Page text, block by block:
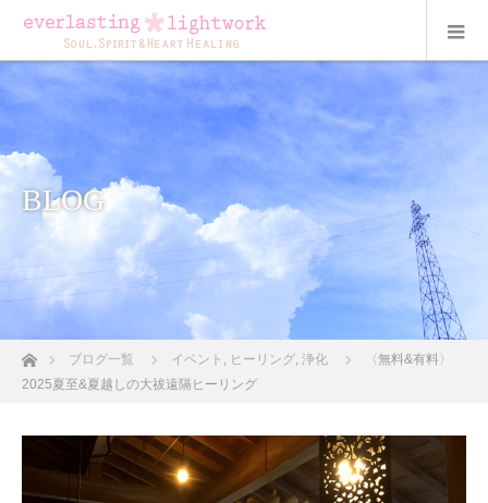
BLOG
ホームブログ一覧 イベント , ヒーリング, 浄化
〈無料&有料〉
2025夏至&夏越しの大祓遠隔ヒーリング